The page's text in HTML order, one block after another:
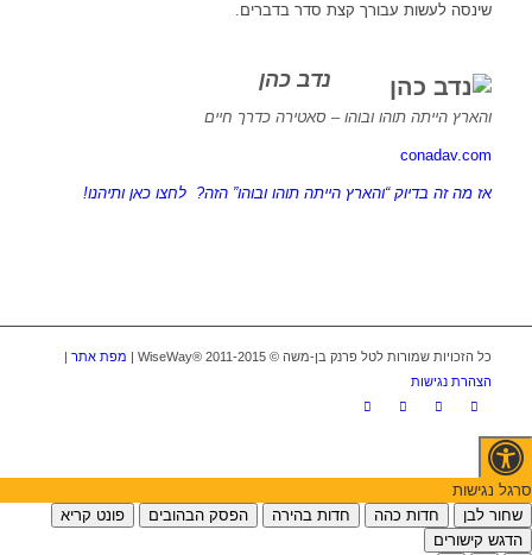
שינסה לעשות עבורך קצת סדר בדברים.
נדב כהן
והארץ הייתה תוהו ובוהו – סאטירה כדרך חיים
conadav.com
אז מה זה בדיוק “והארץ הייתה תוהו ובוהו” הזה? לחצו כאן ותיהנו!
כל הזכויות שמורות לטל פרנק בן-משה © WiseWay® 2011-2015 | מפת אתר|
הצהרת נגישות
סרגל נגישות
שחור לבן
חדות כהה חדות בהירה הפסק הבהובים
פונט קריא
הדגש קישורים